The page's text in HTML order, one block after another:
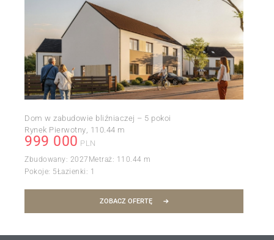
Dom w zabudowie bliźniaczej – 5 pokoi
Rynek Pierwotny 110.44 m
999 000 PLN
Zbudowany: 2027 Metraż: 110.44 m
Pokoje: 5Łazienki: 1
ZOBACZ OFERTĘ